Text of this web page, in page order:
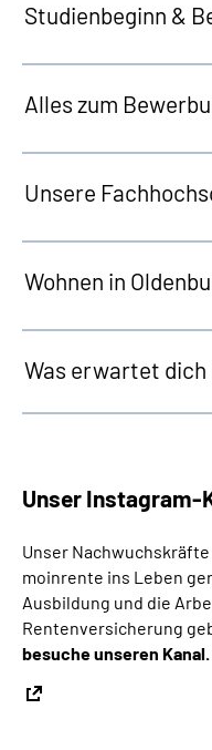
Studienbeginn &
Alles zum
Unsere
Wohnen in
Was erwartet dich
Unser Instagram-
Unser
moinrente ins Leben
Ausbildung und die
Rentenversicherung
besuche unseren Kanal.